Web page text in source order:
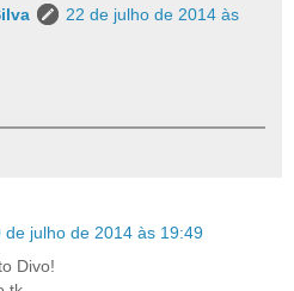
22 de julho de 2014 às
de julho de 2014 às 19:49
Divo!